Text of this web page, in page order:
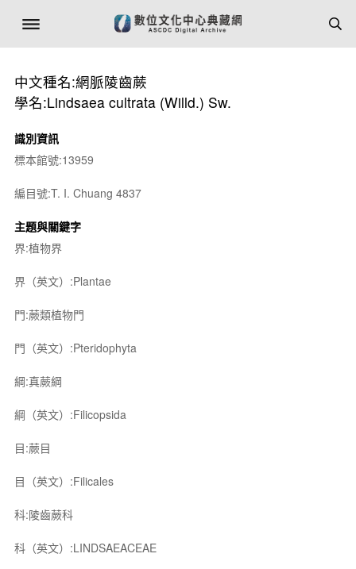
中文種名:網脈陵齒蕨
學名:Lindsaea cultrata (Willd.) Sw.
識別資訊
標本館號:13959
編目號:T. I. Chuang 4837
主題與關鍵字
界:植物界
界（英文）:Plantae
門:蕨類植物門
門（英文）:Pteridophyta
綱:真蕨綱
綱（英文）:Filicopsida
目:蕨目
目（英文）:Filicales
科:陵齒蕨科
科（英文）:LINDSAEACEAE